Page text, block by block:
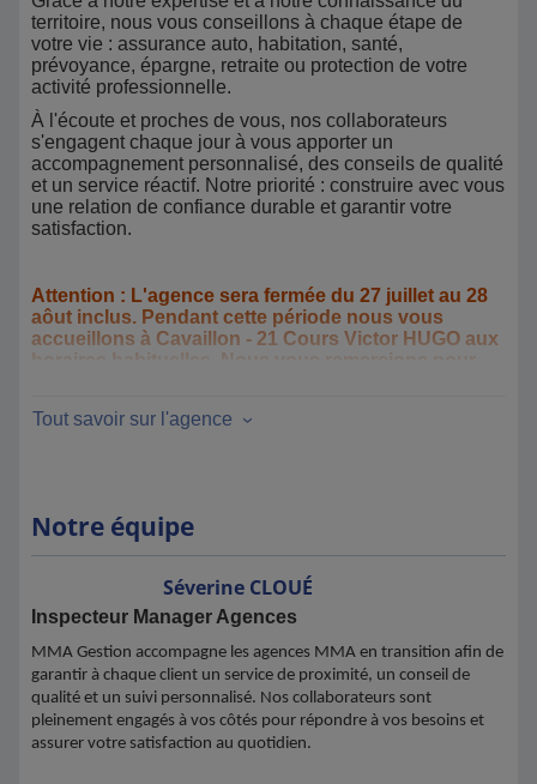
territoire, nous vous conseillons à chaque étape de
votre vie : assurance auto, habitation, santé,
prévoyance, épargne, retraite ou protection de votre
activité professionnelle.
À l'écoute et proches de vous, nos collaborateurs
s'engagent chaque jour à vous apporter un
accompagnement personnalisé, des conseils de qualité
et un service réactif. Notre priorité : construire avec vous
une relation de confiance durable et garantir votre
satisfaction.
Attention : L'agence sera fermée du 27 juillet au 28
aôut inclus. Pendant cette période nous vous
accueillons à Cavaillon - 21 Cours Victor HUGO aux
horaires habituelles. Nous vous remercions pour
Tout savoir sur l'agence
Notre équipe
Séverine CLOUÉ
Inspecteur Manager Agences
MMA Gestion accompagne les agences MMA en transition afin de
garantir à chaque client un service de proximité, un conseil de
qualité et un suivi personnalisé. Nos collaborateurs sont
pleinement engagés à vos côtés pour répondre à vos besoins et
assurer votre satisfaction au quotidien.